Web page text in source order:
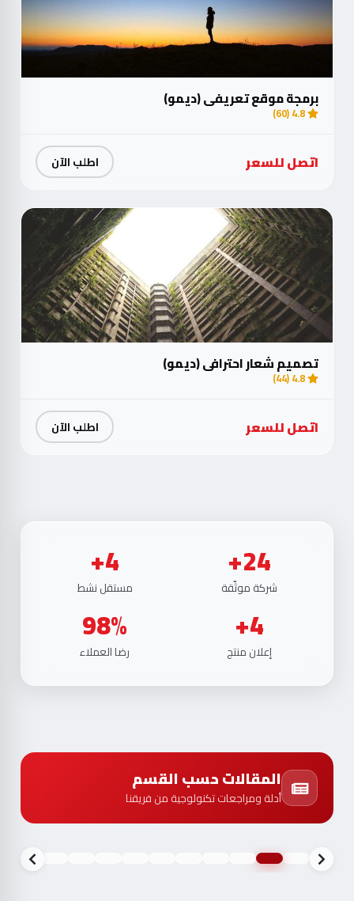
برمجة موقع تعريفي (ديمو)
4.8 (60)
اتصل للسعر اطلب الآن
تصميم شعار احترافي (ديمو)
4.8 (44)
اتصل للسعر اطلب الآن
24+
شركة موثّقة
4+
مستقل نشط
4+
إعلان منتج
98%
رضا العملاء
المقالات حسب القسم
أدلة ومراجعات تكنولوجية من فريقنا